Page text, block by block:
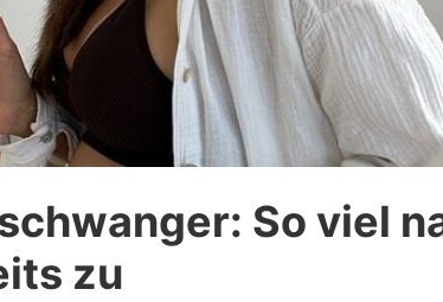
Team
Redaktionelle Richtlinien
Datenschutzerklärung
Nutzungsbedingungen
Utiq verwalten
So viel
zu